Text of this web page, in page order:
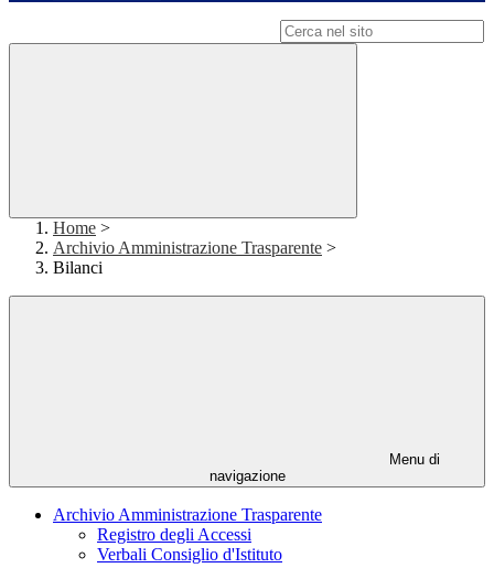
Home >
Archivio Amministrazione Trasparente >
Bilanci
Menu di
navigazione
Archivio Amministrazione Trasparente
Registro degli Accessi
Verbali Consiglio d'Istituto